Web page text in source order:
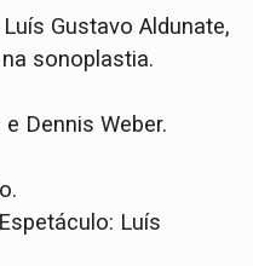
Gustavo Aldunate,
sonoplastia.
Dennis Weber.
Luís